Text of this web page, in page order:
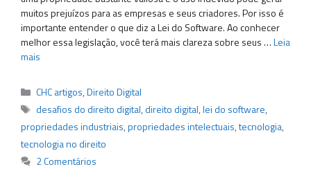
muitos prejuízos para as empresas e seus criadores. Por isso é
importante entender o que diz a Lei do Software. Ao conhecer
melhor essa legislação, você terá mais clareza sobre seus …Leia
mais
Categorias
CHC artigos,Direito Digital
Tags
desafios do direito digital,direito digital,lei do software,
propriedades industriais,propriedades intelectuais,tecnologia,
tecnologia no direito
2 Comentários